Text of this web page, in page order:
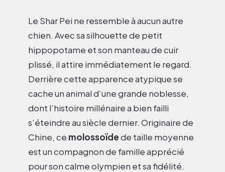
Le Shar Pei ne ressemble à aucun autre
chien. Avec sa silhouette de petit
hippopotame et son manteau de cuir
plissé, il attire immédiatement le regard.
Derrière cette apparence atypique se
cache un animal d’une grande noblesse,
dont l’histoire millénaire a bien failli
s’éteindre au siècle dernier. Originaire de
Chine, ce molossoïdede taille moyenne
est un compagnon de famille apprécié
pour son calme olympien et sa fidélité.